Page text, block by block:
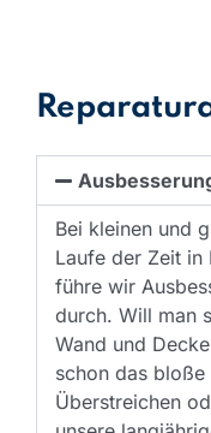
Bei kleinen und
Laufe der Zeit in
führe wir
durch. Will man
Wand und
schon das
Überstreichen